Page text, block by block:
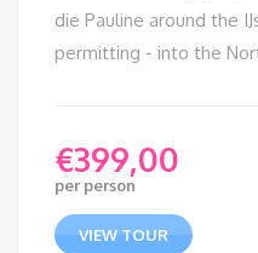
die Pauline around the
permitting - into the
€399,00
per person
VIEW TOUR